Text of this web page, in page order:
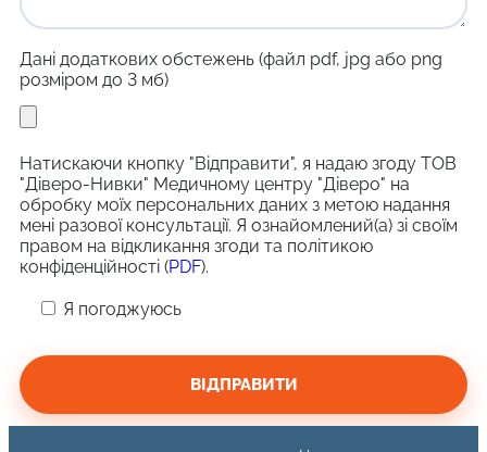
Дані додаткових обстежень (файл pdf, jpg або png
розміром до 3 мб)
Натискаючи кнопку "Відправити", я надаю згоду ТОВ
"Діверо-Нивки" Медичному центру "Діверо" на
обробку моїх персональних даних з метою надання
мені разової консультації. Я ознайомлений(а) зі своїм
правом на відкликання згоди та політикою
конфіденційності (PDF).
Я погоджуюсь